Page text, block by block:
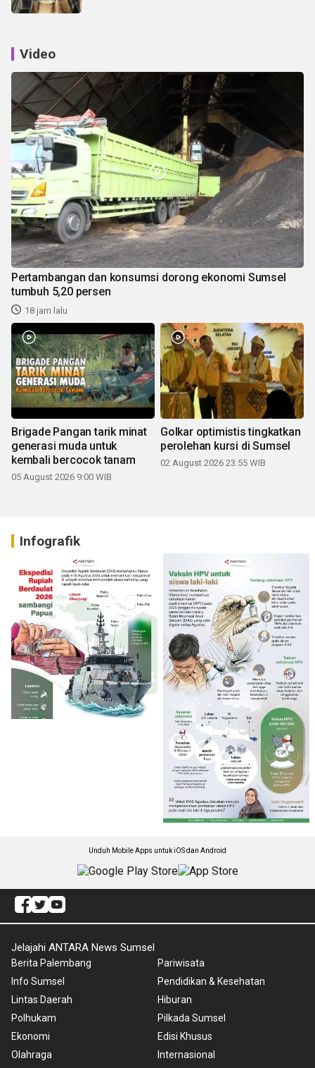
Video
Pertambangan dan konsumsi dorong ekonomi Sumsel
tumbuh 5,20 persen
18 jam lalu
Brigade Pangan tarik minat
generasi muda untuk
kembali bercocok tanam
05 August 2026 9:00 WIB
Golkar optimistis tingkatkan
perolehan kursi di Sumsel
02 August 2026 23:55 WIB
Infografik
Unduh Mobile Apps untuk iOS dan Android
Jelajahi ANTARA News Sumsel
Berita Palembang
Info Sumsel
Lintas Daerah
Polhukam
Ekonomi
Olahraga
Pariwisata
Pendidikan & Kesehatan
Hiburan
Pilkada Sumsel
Edisi Khusus
Internasional